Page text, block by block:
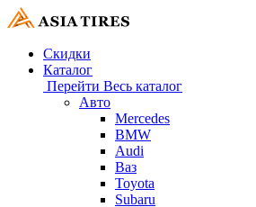
Скидки
Каталог
Перейти Весь каталог
Авто
Mercedes
BMW
Audi
Ваз
Toyota
Subaru